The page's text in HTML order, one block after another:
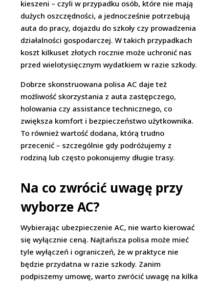
kieszeni – czyli w przypadku osób, które nie mają
dużych oszczędności, a jednocześnie potrzebują
auta do pracy, dojazdu do szkoły czy prowadzenia
działalności gospodarczej. W takich przypadkach
koszt kilkuset złotych rocznie może uchronić nas
przed wielotysięcznym wydatkiem w razie szkody.
Dobrze skonstruowana polisa AC daje też
możliwość skorzystania z auta zastępczego,
holowania czy assistance technicznego, co
zwiększa komfort i bezpieczeństwo użytkownika.
To również wartość dodana, którą trudno
przecenić – szczególnie gdy podróżujemy z
rodziną lub często pokonujemy długie trasy.
Na co zwrócić uwagę przy
wyborze AC?
Wybierając ubezpieczenie AC, nie warto kierować
się wyłącznie ceną. Najtańsza polisa może mieć
tyle wyłączeń i ograniczeń, że w praktyce nie
będzie przydatna w razie szkody. Zanim
podpiszemy umowę, warto zwrócić uwagę na kilka